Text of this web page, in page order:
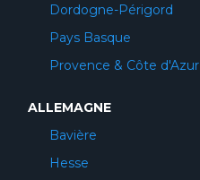
Dordogne-Périgord
Pays Basque
Provence & Côte d'Azur
ALLEMAGNE
Bavière
Hesse